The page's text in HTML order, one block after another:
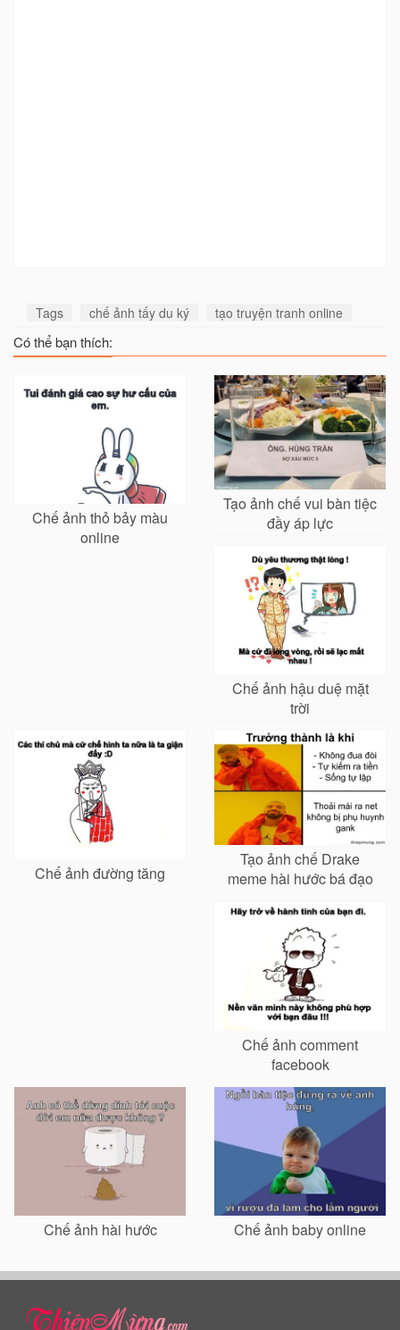
Tags chế ảnh tấy du ký tạo truyện tranh online
Có thể bạn thích:
Chế ảnh thỏ bảy màu
online
Tạo ảnh chế vui bàn tiệc
đầy áp lực
Chế ảnh hậu duệ mặt
trời
Chế ảnh đường tăng
Tạo ảnh chế Drake
meme hài hước bá đạo
Chế ảnh comment
facebook
Chế ảnh hài hước Chế ảnh baby online